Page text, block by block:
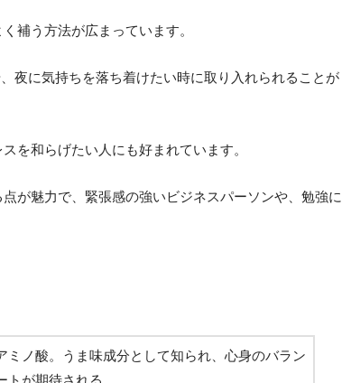
補う方法が広まっています。
夜に気持ちを落ち着けたい時に取り入れられることが
を和らげたい人にも好まれています。
が魅力で、緊張感の強いビジネスパーソンや、勉強に
ミノ酸。うま味成分として知られ、心身のバラン
トが期待される